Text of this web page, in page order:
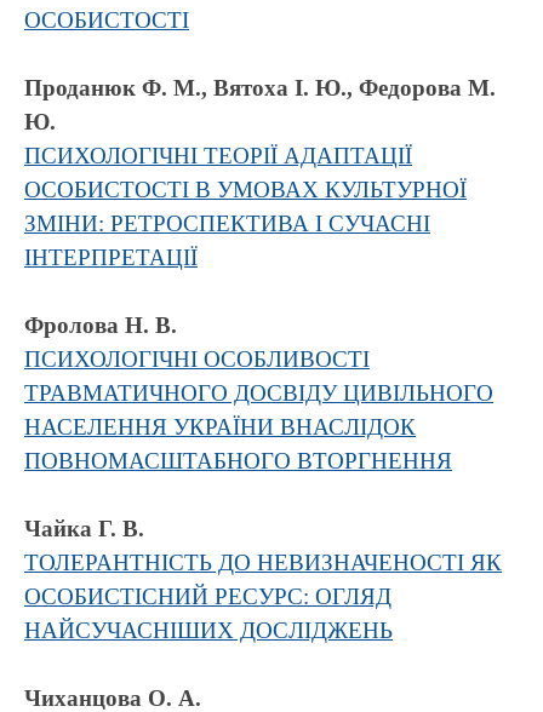
ОСОБИСТОСТІ
Проданюк Ф. М., Вятоха І. Ю., Федорова М.
Ю.
ПСИХОЛОГІЧНІ ТЕОРІЇ АДАПТАЦІЇ
ОСОБИСТОСТІ В УМОВАХ КУЛЬТУРНОЇ
ЗМІНИ: РЕТРОСПЕКТИВА І СУЧАСНІ
ІНТЕРПРЕТАЦІЇ
Фролова Н. В.
ПСИХОЛОГІЧНІ ОСОБЛИВОСТІ
ТРАВМАТИЧНОГО ДОСВІДУ ЦИВІЛЬНОГО
НАСЕЛЕННЯ УКРАЇНИ ВНАСЛІДОК
ПОВНОМАСШТАБНОГО ВТОРГНЕННЯ
Чайка Г. В.
ТОЛЕРАНТНІСТЬ ДО НЕВИЗНАЧЕНОСТІ ЯК
ОСОБИСТІСНИЙ РЕСУРС: ОГЛЯД
НАЙСУЧАСНІШИХ ДОСЛІДЖЕНЬ
Чиханцова О. А.